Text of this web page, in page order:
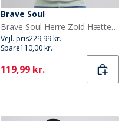
Brave Soul
Brave Soul Herre Zoid Hættetrøje Minral Grøn
Vejl. pris229,99 kr.
Spare110,00 kr.
Current
119,99 kr.